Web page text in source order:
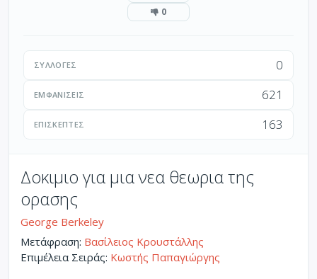
0
ΣΥΛΛΟΓΈΣ 0
ΕΜΦΑΝΊΣΕΙΣ 621
ΕΠΙΣΚΈΠΤΕΣ 163
Δοκιμιο για μια νεα θεωρια της
ορασης
George Berkeley
Μετάφραση: Βασίλειος Κρουστάλλης
Επιμέλεια Σειράς: Κωστής Παπαγιώργης